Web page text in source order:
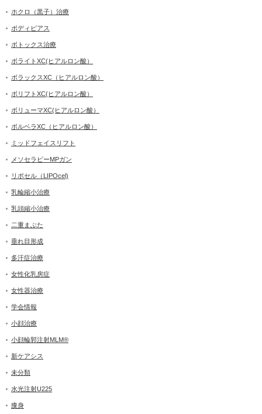
ホクロ（黒子）治療
ボディピアス
ボトックス治療
ボライトXC(ヒアルロン酸）
ボラックスXC（ヒアルロン酸）
ボリフトXC(ヒアルロン酸）
ボリューマXC(ヒアルロン酸）
ボルベラXC（ヒアルロン酸）
ミッドフェイスリフト
メソセラピーMPガン
リポセル（LIPOcel)
乳輪縮小治療
乳頭縮小治療
二重まぶた
垂れ目形成
多汗症治療
女性化乳房症
女性器治療
学会情報
小顔治療
小顔輪郭注射MLM®
新ケアシス
未分類
水光注射U225
痩身